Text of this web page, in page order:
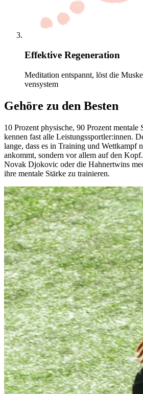
Effektive Regeneration
Medi­ta­tion entspannt, löst die
ven­sys­tem
Gehöre zu den Besten
10 Pro­zent phy­si­sche, 90 Pro­zent men­tale
kennen fast alle Leis­tungs­sport­ler:innen.
lange, dass es in Trai­ning und Wett­kampf
ankommt, son­dern vor allem auf den
Novak Djo­ko­vic oder die Hah­nert­wins
ihre men­tale Stärke zu trai­nie­ren.